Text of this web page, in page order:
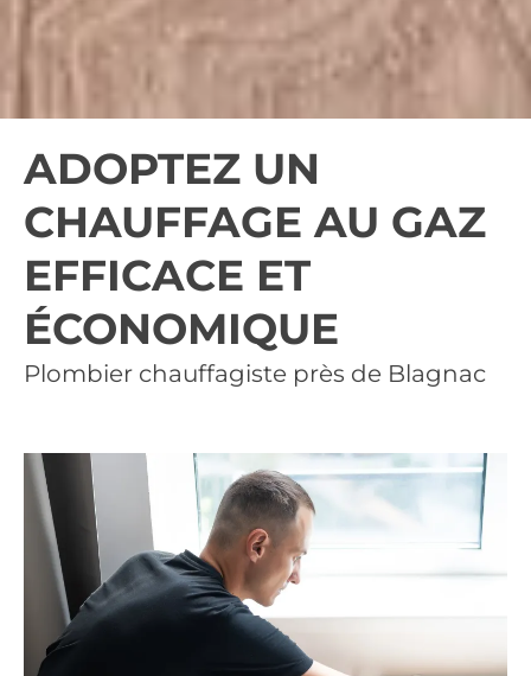
Plombier chauffagiste près de Blagnac
ADOPTEZ UN
CHAUFFAGE AU GAZ
EFFICACE ET
ÉCONOMIQUE